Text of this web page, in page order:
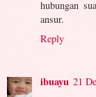
hubungan
ansur.
Reply
ibuayu 21